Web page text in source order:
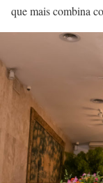
que mais combina